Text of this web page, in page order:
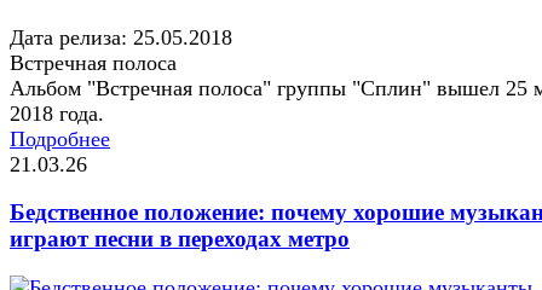
Дата релиза: 25.05.2018
Встречная полоса
Альбом "Встречная полоса" группы "Сплин" вышел 25
2018 года.
Подробнее
21.03.26
Бедственное положение: почему хорошие
играют песни в переходах метро